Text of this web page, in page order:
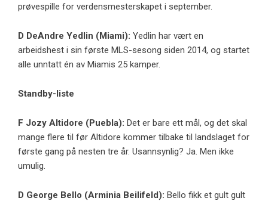
prøvespille for verdensmesterskapet i september.
D DeAndre Yedlin (Miami): Yedlin har vært en
arbeidshest i sin første MLS-sesong siden 2014, og startet
alle unntatt én av Miamis 25 kamper.
Standby-liste
F Jozy Altidore (Puebla): Det er bare ett mål, og det skal
mange flere til før Altidore kommer tilbake til landslaget for
første gang på nesten tre år. Usannsynlig? Ja. Men ikke
umulig.
D George Bello (Arminia Beilifeld): Bello fikk et gult gult